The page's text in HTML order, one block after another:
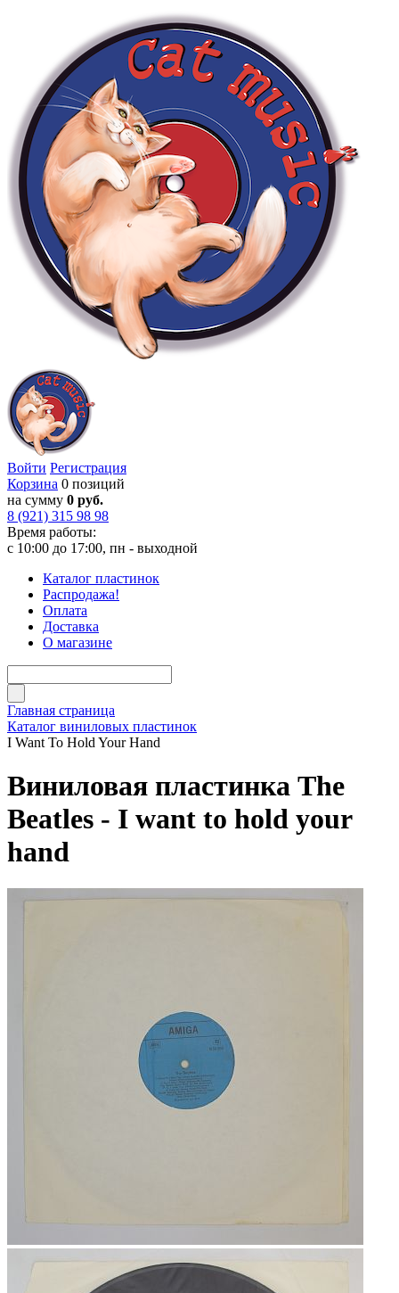
Войти Регистрация
Корзина 0 позиций
на сумму 0 руб.
8 (921) 315 98 98
Время работы:
с 10:00 до 17:00, пн - выходной
Каталог пластинок
Распродажа!
Оплата
Доставка
О магазине
Главная страница
Каталог виниловых пластинок
I Want To Hold Your Hand
Виниловая пластинка The
Beatles - I want to hold your
hand